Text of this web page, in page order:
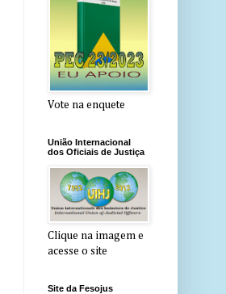
Vote na enquete
União Internacional
dos Oficiais de Justiça
Clique na imagem e
acesse o site
Site da Fesojus